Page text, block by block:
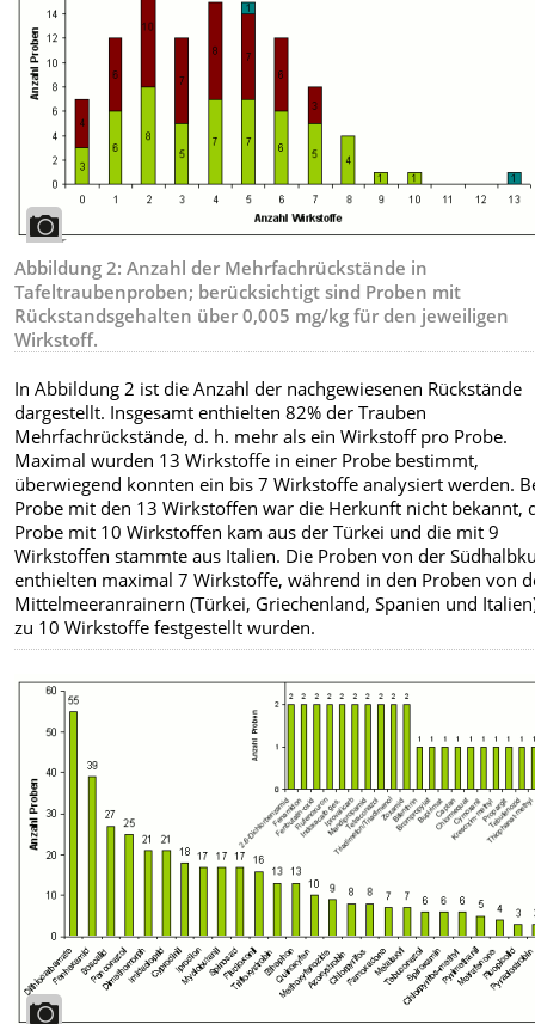
Abbildung 2: Anzahl der Mehrfachrückstände in
Tafeltraubenproben; berücksichtigt sind Proben mit
Rückstandsgehalten über 0,005 mg/kg für den jeweiligen
Wirkstoff.
In Abbildung 2 ist die Anzahl der nachgewiesenen Rückstände
dargestellt. Insgesamt enthielten 82% der Trauben
Mehrfachrückstände, d. h. mehr als ein Wirkstoff pro Probe.
Maximal wurden 13 Wirkstoffe in einer Probe bestimmt,
überwiegend konnten ein bis 7 Wirkstoffe analysiert werden.
Probe mit den 13 Wirkstoffen war die Herkunft nicht bekannt,
Probe mit 10 Wirkstoffen kam aus der Türkei und die mit 9
Wirkstoffen stammte aus Italien. Die Proben von der
enthielten maximal 7 Wirkstoffe, während in den Proben von
Mittelmeeranrainern (Türkei, Griechenland, Spanien und
zu 10 Wirkstoffe festgestellt wurden.